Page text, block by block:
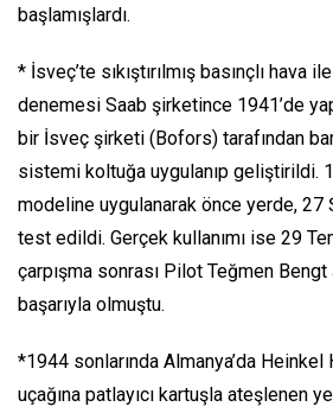
başlamışlardı.
* İsveç’te sıkıştırılmış basınçlı hava
denemesi Saab şirketince 1941’de
bir İsveç şirketi (Bofors) tarafından
sistemi koltuğa uygulanıp geliştirildi.
modeline uygulanarak önce yerde, 27
test edildi. Gerçek kullanımı ise 29
çarpışma sonrası Pilot Teğmen
başarıyla olmuştu.
*1944 sonlarında Almanya’da
uçağına patlayıcı kartuşla ateşlenen